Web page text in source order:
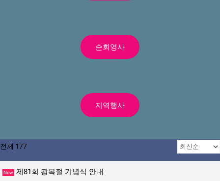
순회영사
지역행사
전체 177
New 제81회 광복절 기념식 안내